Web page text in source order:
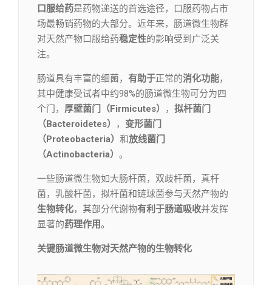
口服给药是药物递送的首选途径，口服药物占市
场最畅销药物的大部分。近年来，肠道微生物群
对天然产物口服给药稳定性的影响受到广泛关
注。
肠道具有丰富的细菌， 有助于正常的消化功能，
其中健康受试者中约98%的肠道微生物可分为四
个门， 厚壁菌门（Firmicutes） ， 拟杆菌门
（Bacteroidetes）
， 变形菌门
（Proteobacteria） 和放线菌门
（Actinobacteria） 。
一些肠道微生物如大肠杆菌，双歧杆菌，真杆
菌，乳酸杆菌，拟杆菌和链球菌参与天然产物的
生物转化，其部分代谢物有利于肠道吸收并发挥
显著的药理作用。
关键肠道微生物对天然产物的生物转化